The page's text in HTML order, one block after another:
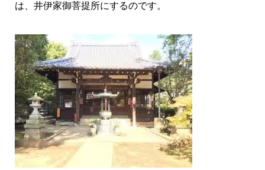
は、井伊家御菩提所にするのです。